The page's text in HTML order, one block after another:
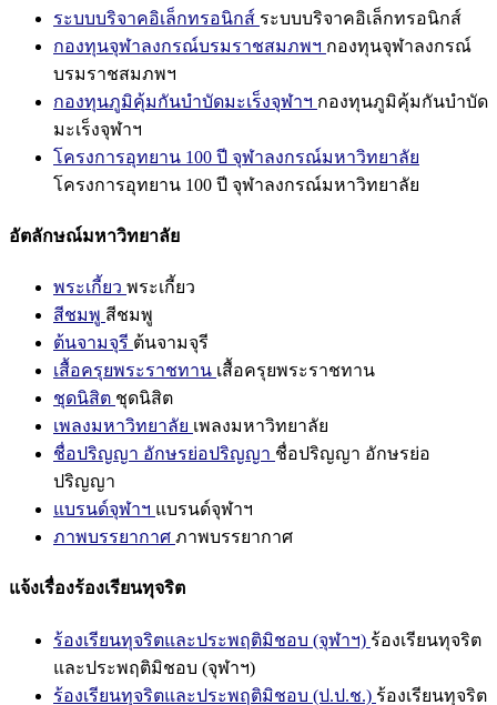
ระบบบริจาคอิเล็กทรอนิกส์ ระบบบริจาคอิเล็กทรอนิกส์
กองทุนจุฬาลงกรณ์บรมราชสมภพฯ กองทุนจุฬาลงกรณ์
บรมราชสมภพฯ
กองทุนภูมิคุ้มกันบำบัดมะเร็งจุฬาฯ กองทุนภูมิคุ้มกันบำบัด
มะเร็งจุฬาฯ
โครงการอุทยาน 100 ปี จุฬาลงกรณ์มหาวิทยาลัย
โครงการอุทยาน 100 ปี จุฬาลงกรณ์มหาวิทยาลัย
อัตลักษณ์มหาวิทยาลัย
พระเกี้ยว พระเกี้ยว
สีชมพู สีชมพู
ต้นจามจุรี ต้นจามจุรี
เสื้อครุยพระราชทาน เสื้อครุยพระราชทาน
ชุดนิสิต ชุดนิสิต
เพลงมหาวิทยาลัย เพลงมหาวิทยาลัย
ชื่อปริญญา อักษรย่อปริญญา ชื่อปริญญา อักษรย่อ
ปริญญา
แบรนด์จุฬาฯ แบรนด์จุฬาฯ
ภาพบรรยากาศ ภาพบรรยากาศ
แจ้งเรื่องร้องเรียนทุจริต
ร้องเรียนทุจริตและประพฤติมิชอบ (จุฬาฯ) ร้องเรียนทุจริต
และประพฤติมิชอบ (จุฬาฯ)
ร้องเรียนทุจริตและประพฤติมิชอบ (ป.ป.ช.) ร้องเรียนทุจริต